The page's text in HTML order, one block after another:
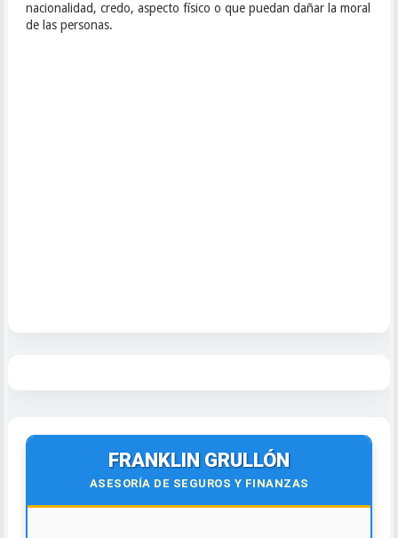
nacionalidad, credo, aspecto físico o que puedan dañar la moral
de las personas.
FRANKLIN GRULLÓN
ASESORÍA DE SEGUROS Y FINANZAS